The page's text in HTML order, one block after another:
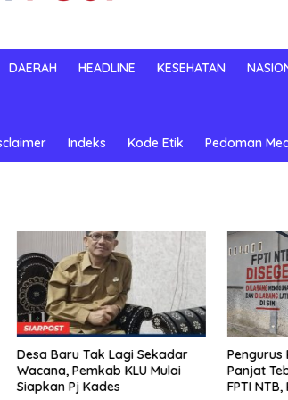
DAERAH HEADLINE KESEHATAN
Indeks Kode Etik Pedoman
Pengurus KSB Segel Venue
Panjat Tebing dan Sekretariat
FPTI NTB, Kecewa Emas